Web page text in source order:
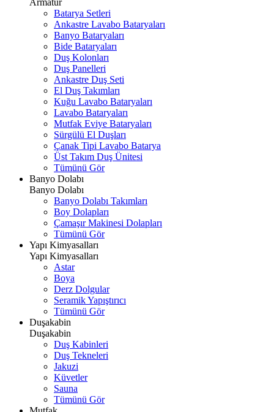
Armatür
Batarya Setleri
Ankastre Lavabo Bataryaları
Banyo Bataryaları
Bide Bataryaları
Duş Kolonları
Duş Panelleri
Ankastre Duş Seti
El Duş Takımları
Kuğu Lavabo Bataryaları
Lavabo Bataryaları
Mutfak Eviye Bataryaları
Sürgülü El Duşları
Çanak Tipi Lavabo Batarya
Üst Takım Duş Ünitesi
Tümünü Gör
Banyo Dolabı
Banyo Dolabı
Banyo Dolabı Takımları
Boy Dolapları
Çamaşır Makinesi Dolapları
Tümünü Gör
Yapı Kimyasalları
Yapı Kimyasalları
Astar
Boya
Derz Dolgular
Seramik Yapıştırıcı
Tümünü Gör
Duşakabin
Duşakabin
Duş Kabinleri
Duş Tekneleri
Jakuzi
Küvetler
Sauna
Tümünü Gör